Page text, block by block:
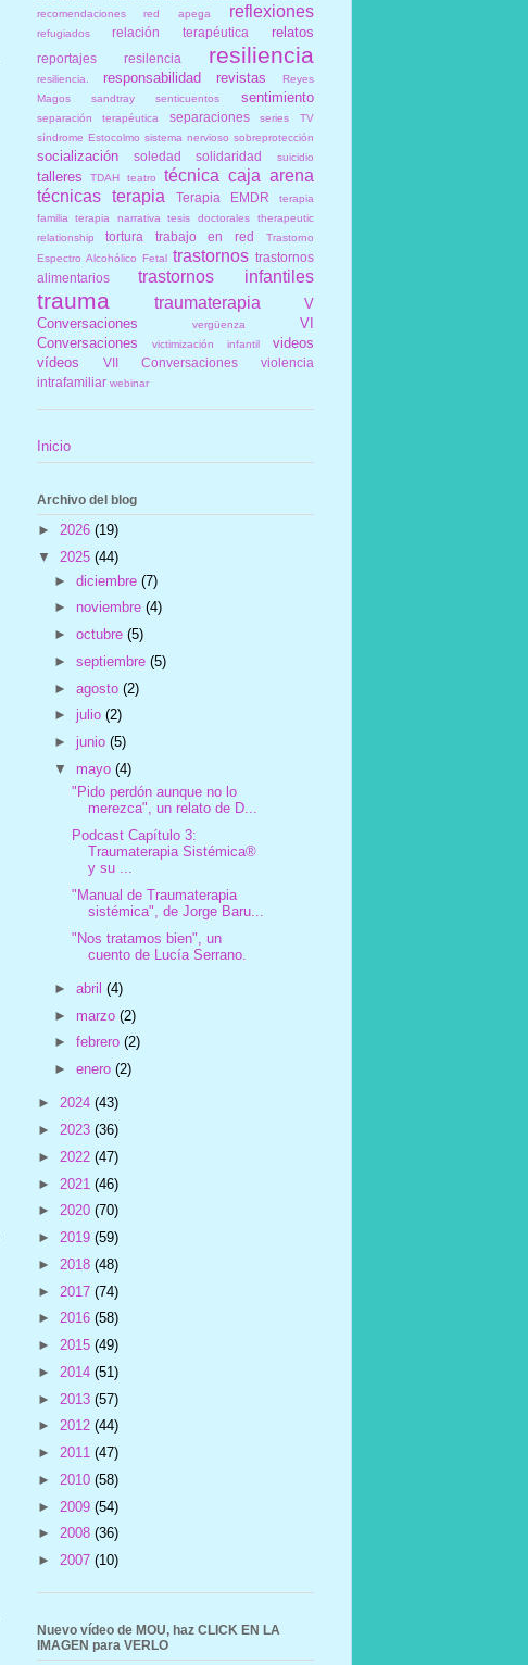
recomendaciones
red apega reflexiones
refugiados relación terapéutica relatos
reportajes resilencia resiliencia
resiliencia. responsabilidad revistas
Reyes
Magos
sandtray senticuentos sentimiento
separación terapéutica separaciones
series TV
síndrome Estocolmo sistema nervioso sobreprotección
socialización soledad solidaridad suicidio
talleres TDAH teatro
técnica caja arena
técnicas
terapia Terapia EMDR
terapia
familia
terapia narrativa tesis doctorales
therapeutic
relationship
tortura trabajo en red
Trastorno
Espectro Alcohólico Fetal trastornos trastornos
alimentarios
trastornos infantiles
trauma traumaterapia
V
Conversaciones
vergüenza
VI
Conversaciones
victimización infantil
videos
vídeos
VII Conversaciones
violencia
intrafamiliar webinar
Inicio
Archivo del blog
► 2026 (19)
▼ 2025 (44)
►diciembre(7)
► noviembre(4)
►octubre(5)
►septiembre(5)
►agosto(2)
►julio(2)
►junio(5)
▼ mayo(4)
"Pido perdón aunque no lo
merezca", un relato de D...
Podcast Capítulo 3:
Traumaterapia Sistémica®
y su ...
"Manual de Traumaterapia
sistémica", de Jorge Baru...
"Nos tratamos bien", un
cuento de Lucía Serrano.
►abril(4)
► marzo(2)
►febrero(2)
►enero(2)
► 2024 (43)
► 2023 (36)
► 2022 (47)
► 2021 (46)
► 2020 (70)
► 2019 (59)
► 2018 (48)
► 2017 (74)
► 2016 (58)
► 2015 (49)
► 2014 (51)
► 2013 (57)
► 2012 (44)
► 2011 (47)
► 2010 (58)
► 2009 (54)
► 2008 (36)
► 2007 (10)
Nuevo vídeo de MOU, haz CLICK EN LA
IMAGEN para VERLO